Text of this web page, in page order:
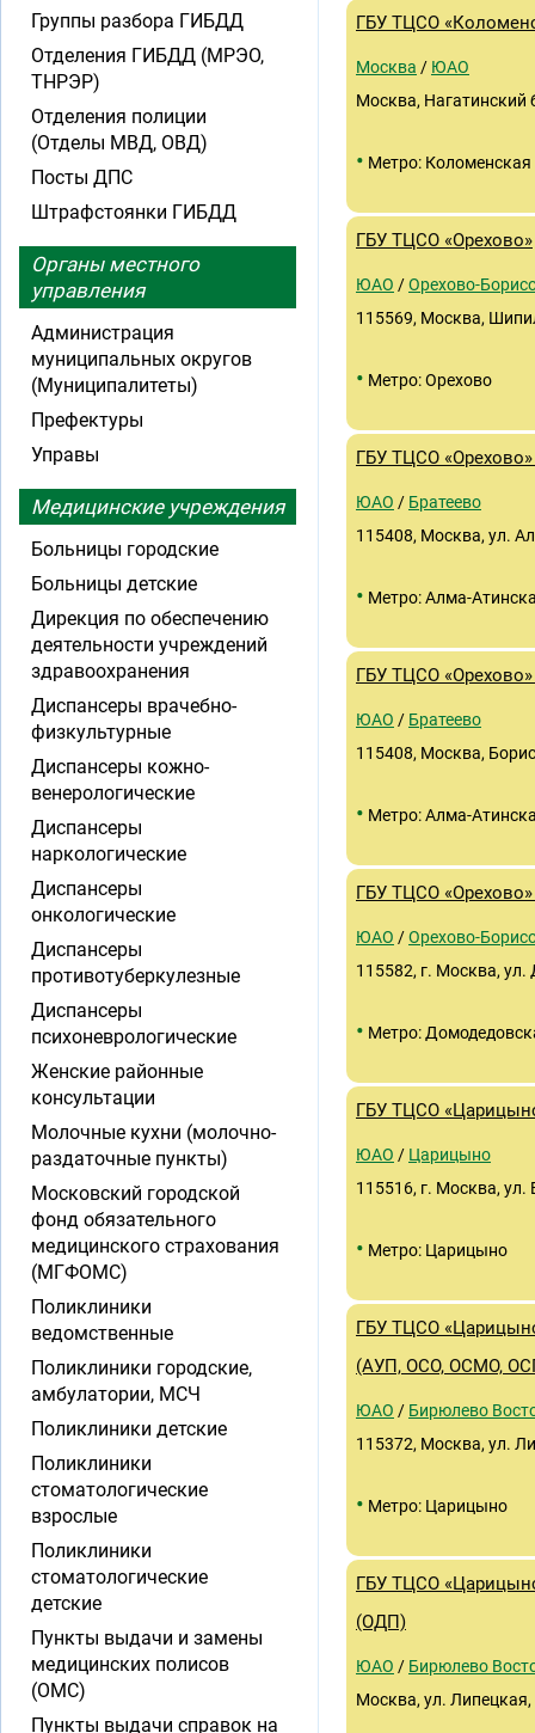
ГБУ ТЦСО
Москва / ЮАО
Москва, Нагатинский
• Метро: Коломенская
ГБУ ТЦСО «Орехово»
ЮАО /Орехово-
115569, Москва,
• Метро: Орехово
ГБУ ТЦСО
ЮАО / Братеево
115408, Москва, ул.
• Метро: Алма-
ГБУ ТЦСО
ЮАО / Братеево
115408, Москва,
• Метро: Алма-
ГБУ ТЦСО
ЮАО /Орехово-
115582, г. Москва,
• Метро:
ГБУ ТЦСО
ЮАО / Царицыно
115516, г. Москва, ул.
• Метро: Царицыно
ГБУ ТЦСО
(АУП, ОСО, ОСМО,
ЮАО / Бирюлево
115372, Москва, ул.
• Метро: Царицыно
ГБУ ТЦСО
(ОДП)
ЮАО / Бирюлево
Москва, ул. Липецкая,
Группы разбора ГИБДД
Отделения ГИБДД (МРЭО,
ТНРЭР)
Отделения полиции
(Отделы МВД, ОВД)
Посты ДПС
Штрафстоянки ГИБДД
Органы местного
управления
Администрация
муниципальных округов
(Муниципалитеты)
Префектуры
Управы
Медицинские учреждения
Больницы городские
Больницы детские
Дирекция по обеспечению
деятельности учреждений
здравоохранения
Диспансеры врачебно-
физкультурные
Диспансеры кожно-
венерологические
Диспансеры
наркологические
Диспансеры
онкологические
Диспансеры
противотуберкулезные
Диспансеры
психоневрологические
Женские районные
консультации
Молочные кухни (молочно-
раздаточные пункты)
Московский городской
фонд обязательного
медицинского страхования
(МГФОМС)
Поликлиники
ведомственные
Поликлиники городские,
амбулатории, МСЧ
Поликлиники детские
Поликлиники
стоматологические
взрослые
Поликлиники
стоматологические
детские
Пункты выдачи и замены
медицинских полисов
(ОМС)
Пункты выдачи справок на